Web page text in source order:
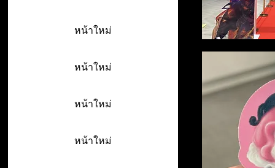
หน้าใหม่
หน้าใหม่
หน้าใหม่
หน้าใหม่